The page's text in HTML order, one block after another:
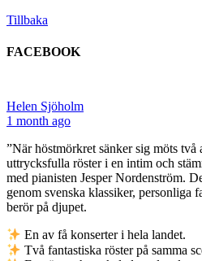
Tillbaka
FACEBOOK
Helen Sjöholm
1 month ago
”När höstmörkret sänker sig möts två
uttrycksfulla röster i en intim och
med pianisten Jesper Nordenström.
genom svenska klassiker, personliga
berör på djupet.
En av få konserter i hela landet.
Två fantastiska röster på samma